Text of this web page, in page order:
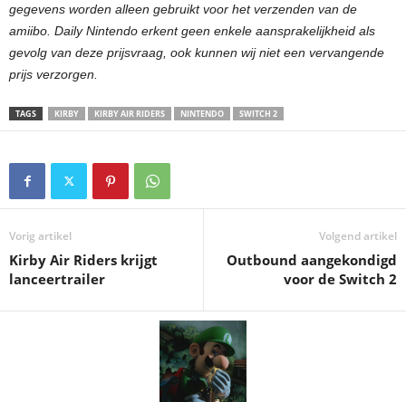
gegevens worden alleen gebruikt voor het verzenden van de
amiibo. Daily Nintendo erkent geen enkele aansprakelijkheid als
gevolg van deze prijsvraag, ook kunnen wij niet een vervangende
prijs verzorgen.
TAGS KIRBY KIRBY AIR RIDERS NINTENDO SWITCH 2
Vorig artikel
Kirby Air Riders krijgt
lanceertrailer
Volgend artikel
Outbound aangekondigd
voor de Switch 2